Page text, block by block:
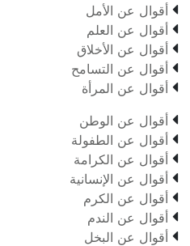
 أقوال عن الأمل
 أقوال عن العلم
 أقوال عن الأخلاق
 أقوال عن التسامح
 أقوال عن المرأة
 أقوال عن الوطن
 أقوال عن الطفولة
 أقوال عن الكرامة
 أقوال عن الإنسانية
 أقوال عن الكرم
 أقوال عن الندم
 أقوال عن البخل